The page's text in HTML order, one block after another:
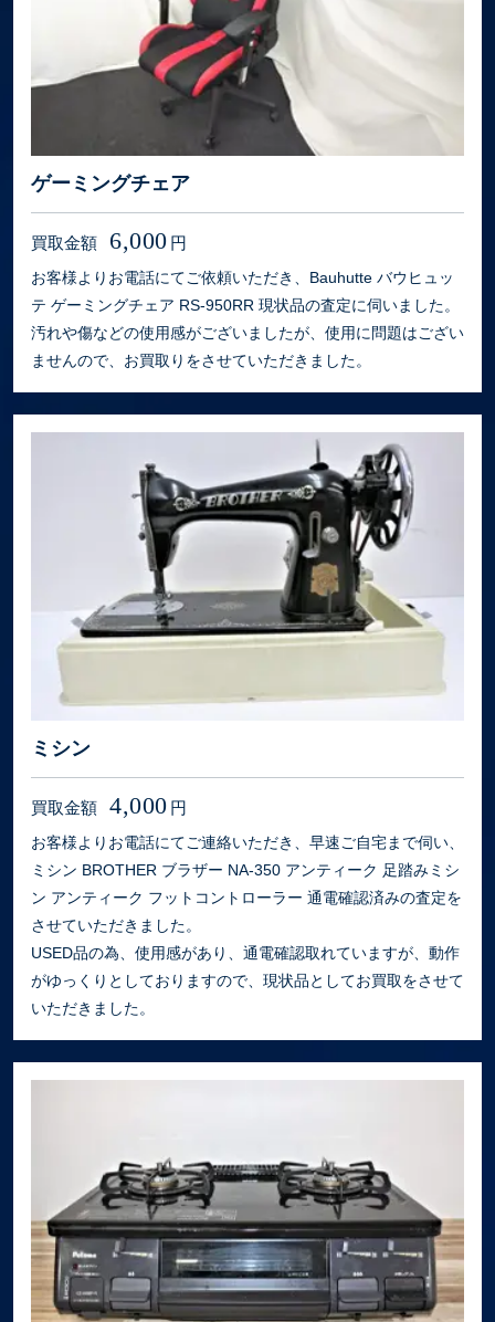
ゲーミングチェア
買取金額 6,000 円
お客様よりお電話にてご依頼いただき、Bauhutte バウヒュッ
テ ゲーミングチェア RS-950RR 現状品の査定に伺いました。
汚れや傷などの使用感がございましたが、使用に問題はござい
ませんので、お買取りをさせていただきました。
ミシン
買取金額 4,000 円
お客様よりお電話にてご連絡いただき、早速ご自宅まで伺い、
ミシン BROTHER ブラザー NA-350 アンティーク 足踏みミシ
ン アンティーク フットコントローラー 通電確認済みの査定を
させていただきました。
USED品の為、使用感があり、通電確認取れていますが、動作
がゆっくりとしておりますので、現状品としてお買取をさせて
いただきました。